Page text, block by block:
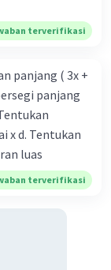
terverifikasi
panjang ( 3x +
panjang
x d. Tentukan
luas
terverifikasi